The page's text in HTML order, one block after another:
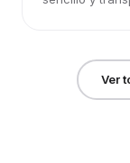
Ver